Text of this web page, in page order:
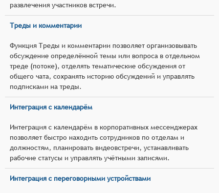
развлечения участников встречи.
Треды и комментарии
Функция Треды и комментарии позволяет организовывать
обсуждение определённой темы или вопроса в отдельном
треде (потоке), отделять тематические обсуждения от
общего чата, сохранять историю обсуждений и управлять
подписками на треды.
Интеграция с календарём
Интеграция с календарём в корпоративных мессенджерах
позволяет быстро находить сотрудников по отделам и
должностям, планировать видеовстречи, устанавливать
рабочие статусы и управлять учётными записями.
Интеграция с переговорными устройствами